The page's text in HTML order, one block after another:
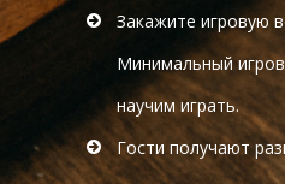
Закажите игровую
Минимальный
научим играть.
Гости получают